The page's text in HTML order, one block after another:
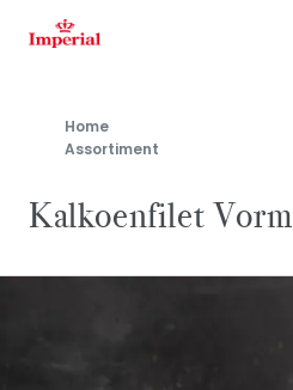
Home
Assortiment
Kalkoenfilet Vorm